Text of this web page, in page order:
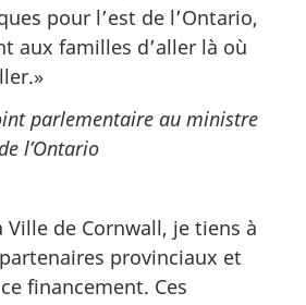
pour l’est de l’Ontario,
aux familles d’aller là où
parlementaire au ministre
l’Ontario
Ville de Cornwall, je tiens à
provinciaux et
financement. Ces